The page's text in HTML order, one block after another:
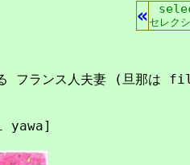
« セレク
フランス人夫妻 (旦那は